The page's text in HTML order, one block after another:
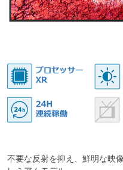
不要な反射を抑え、鮮明な映